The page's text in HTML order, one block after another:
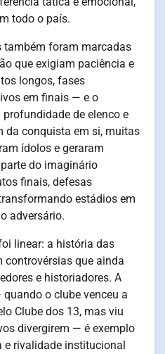
todo o país.
também foram marcadas
que exigiam paciência e
longos, fases
em finais — e o
de elenco e
da conquista em si, muitas
ídolos e geraram
do imaginário
finais, defesas
estádios em
adversário.
linear: a história das
controvérsias que ainda
e historiadores. A
o clube venceu a
Clube dos 13, mas viu
divergirem — é exemplo
e rivalidade institucional